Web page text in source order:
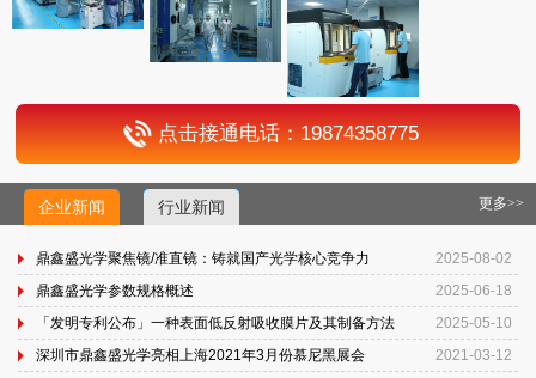
点击接通电话：19874358775
更多>>
企业新闻 行业新闻
2025-08-02
鼎鑫盛光学聚焦镜/准直镜：铸就国产光学核心竞争力
2025-06-18
鼎鑫盛光学参数规格概述
2025-05-10
「发明专利公布」一种表面低反射吸收膜片及其制备方法
2021-03-12
深圳市鼎鑫盛光学亮相上海2021年3月份慕尼黑展会